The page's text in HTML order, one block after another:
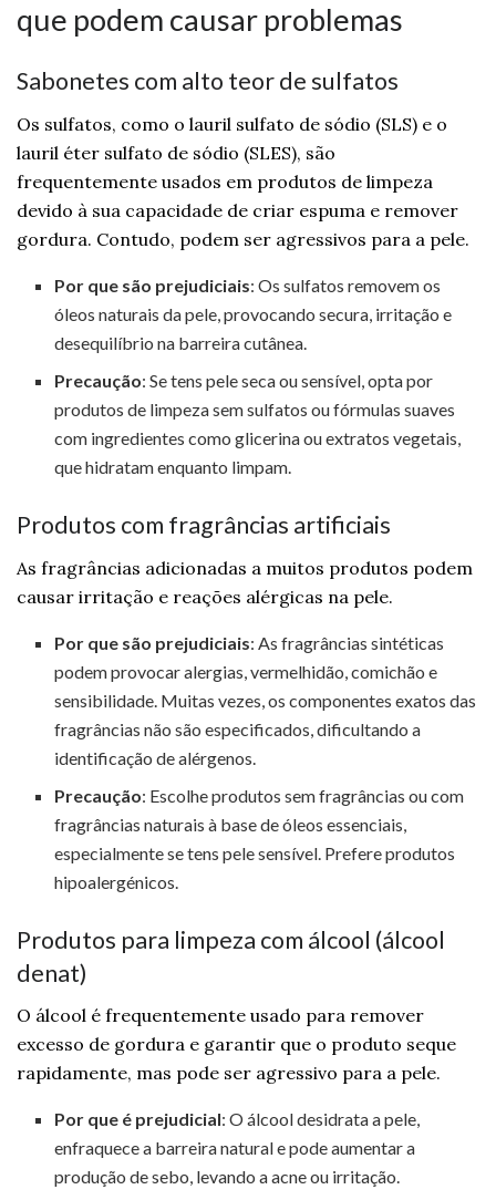
que podem causar problemas
Sabonetes com alto teor de sulfatos
Os sulfatos, como o lauril sulfato de sódio (SLS) e o
lauril éter sulfato de sódio (SLES), são
frequentemente usados em produtos de limpeza
devido à sua capacidade de criar espuma e remover
gordura. Contudo, podem ser agressivos para a pele.
Por que são prejudiciais: Os sulfatos removem os
óleos naturais da pele, provocando secura, irritação e
desequilíbrio na barreira cutânea.
Precaução: Se tens pele seca ou sensível, opta por
produtos de limpeza sem sulfatos ou fórmulas suaves
com ingredientes como glicerina ou extratos vegetais,
que hidratam enquanto limpam.
Produtos com fragrâncias artificiais
As fragrâncias adicionadas a muitos produtos podem
causar irritação e reações alérgicas na pele.
Por que são prejudiciais: As fragrâncias sintéticas
podem provocar alergias, vermelhidão, comichão e
sensibilidade. Muitas vezes, os componentes exatos das
fragrâncias não são especificados, dificultando a
identificação de alérgenos.
Precaução: Escolhe produtos sem fragrâncias ou com
fragrâncias naturais à base de óleos essenciais,
especialmente se tens pele sensível. Prefere produtos
hipoalergénicos.
Produtos para limpeza com álcool (álcool
denat)
O álcool é frequentemente usado para remover
excesso de gordura e garantir que o produto seque
rapidamente, mas pode ser agressivo para a pele.
Por que é prejudicial: O álcool desidrata a pele,
enfraquece a barreira natural e pode aumentar a
produção de sebo, levando a acne ou irritação.